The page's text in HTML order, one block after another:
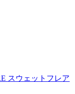
スウェットフレア